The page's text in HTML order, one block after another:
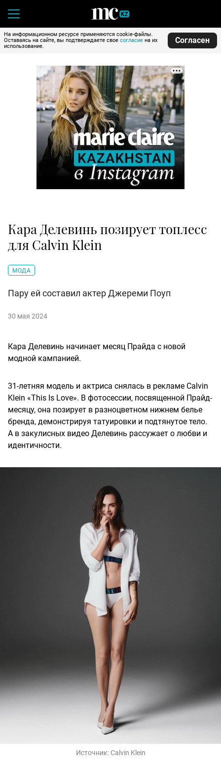
На информационном ресурсе применяются cookie-файлы.
Оставаясь на сайте, вы подтверждаете свое согласие на их
использование.
Согласен
Кара Делевинь позирует топлесс
для Calvin Klein
МОДА
Пару ей составил актер Джереми Поуп
30 мая 2024
Кара Делевинь начинает месяц Прайда с новой
модной кампанией.
31-летняя модель и актриса снялась в рекламе Calvin
Klein «This Is Love». В фотосессии, посвященной Прайд-
месяцу, она позирует в разноцветном нижнем белье
бренда, демонстрируя татуировки и подтянутое тело.
А в закулисных видео Делевинь рассужает о любви и
идентичности.
Источник: Calvin Klein